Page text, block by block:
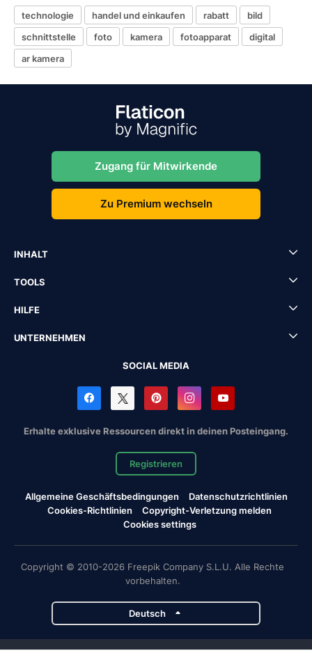
technologie handel und einkaufen rabatt
bild
schnittstelle
foto kamera fotoapparat
digital
ar kamera
Zugang für Mitwirkende
Zu Premium wechseln
INHALT
TOOLS
HILFE
UNTERNEHMEN
SOCIAL MEDIA
Erhalte exklusive Ressourcen direkt in deinen Posteingang.
Registrieren
Allgemeine Geschäftsbedingungen
Datenschutzrichtlinien
Cookies-Richtlinien
Copyright-Verletzung melden
Cookies settings
Copyright © 2010-2026 Freepik Company S.L.U. Alle Rechte
vorbehalten.
Deutsch